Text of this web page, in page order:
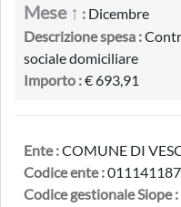
Mese ↑ : Dicembre
Descrizione spesa :
sociale domiciliare
Importo :€ 693,91
Ente :COMUNE DI
Codice ente :011141187
Codice gestionale Siope :